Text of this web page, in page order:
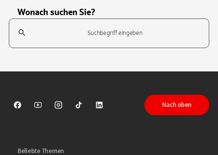
Wonach suchen Sie?
Suchfeld
Sparkasse auf Facebook
Sparkasse auf Youtube
Sparkasse auf Instagram
Sparkasse auf TikTok
Sparkasse auf LinkedIn
Nach oben
Beliebte Themen